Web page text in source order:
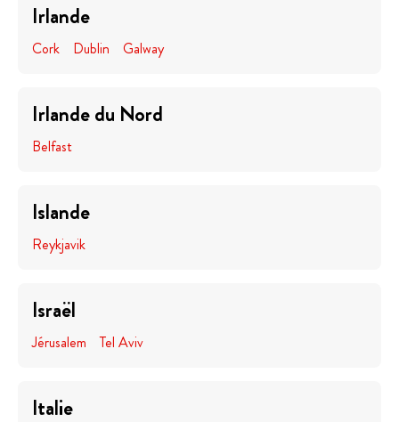
Irlande
Cork Dublin Galway
Irlande du Nord
Belfast
Islande
Reykjavik
Israël
Jérusalem Tel Aviv
Italie